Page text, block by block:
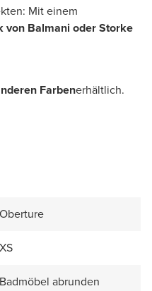
Mit einem
von Balmani oder Storke
Farbenerhältlich.
Oberture
XS
Badmöbel abrunden